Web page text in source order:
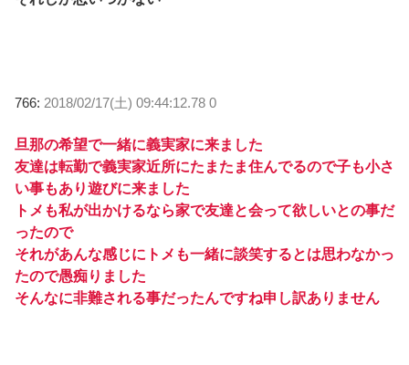
766: 2018/02/17(土) 09:44:12.78 0
旦那の希望で一緒に義実家に来ました
友達は転勤で義実家近所にたまたま住んでるので子も小さ
い事もあり遊びに来ました
トメも私が出かけるなら家で友達と会って欲しいとの事だ
ったので
それがあんな感じにトメも一緒に談笑するとは思わなかっ
たので愚痴りました
そんなに非難される事だったんですね申し訳ありません